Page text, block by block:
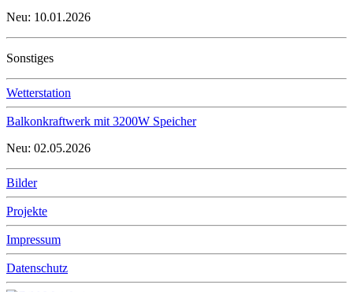
Neu: 10.01.2026
Sonstiges
Wetterstation
Balkonkraftwerk mit 3200W Speicher
Neu: 02.05.2026
Bilder
Projekte
Impressum
Datenschutz